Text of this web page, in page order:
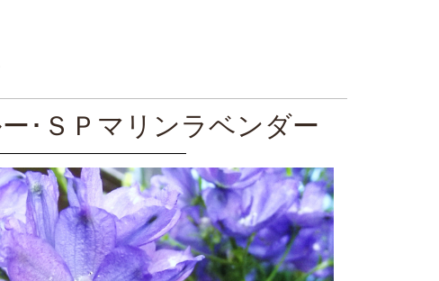
･ＳＰマリンラベンダー